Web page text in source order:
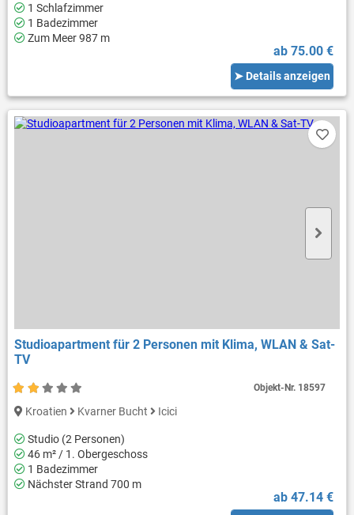
1 Schlafzimmer
1 Badezimmer
Zum Meer 987 m
ab 75.00 €
➤ Details anzeigen
Studioapartment für 2 Personen mit Klima, WLAN & Sat-
TV
Kroatien Kvarner Bucht Icici
Studio (2 Personen)
46 m² / 1. Obergeschoss
1 Badezimmer
Nächster Strand 700 m
ab 47.14 €
Objekt-Nr. 18597